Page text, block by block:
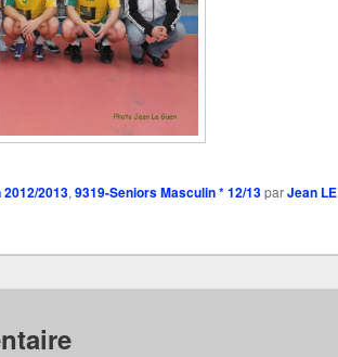
2013, 9319-Seniors Masculin * 12/13parJean LE